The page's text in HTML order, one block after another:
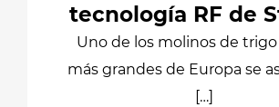
tecnología RF de
Uno de los molinos de
más grandes de Europa se
[…]